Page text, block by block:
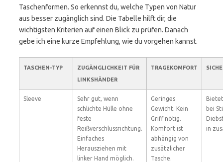
Taschenformen. So erkennst du, welche Typen von Natur
aus besser zugänglich sind. Die Tabelle hilft dir, die
wichtigsten Kriterien auf einen Blick zu prüfen. Danach
gebe ich eine kurze Empfehlung, wie du vorgehen kannst.
TASCHEN-TYP
ZUGÄNGLICHKEIT FÜR
LINKSHÄNDER
TRAGEKOMFORT
Sleeve
Sehr gut, wenn
schlichte Hülle ohne
feste
Reißverschlussrichtung.
Einfaches
Herausziehen mit
linker Hand möglich.
Geringes
Gewicht. Kein
Griff nötig.
Komfort ist
abhängig von
zusätzlicher
Tasche.
bei
in